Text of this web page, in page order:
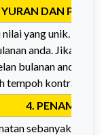
YURAN DAN
yang unik. Jika
anda. Jika
bulanan anda,
tempoh kontrak
4.
sebanyak